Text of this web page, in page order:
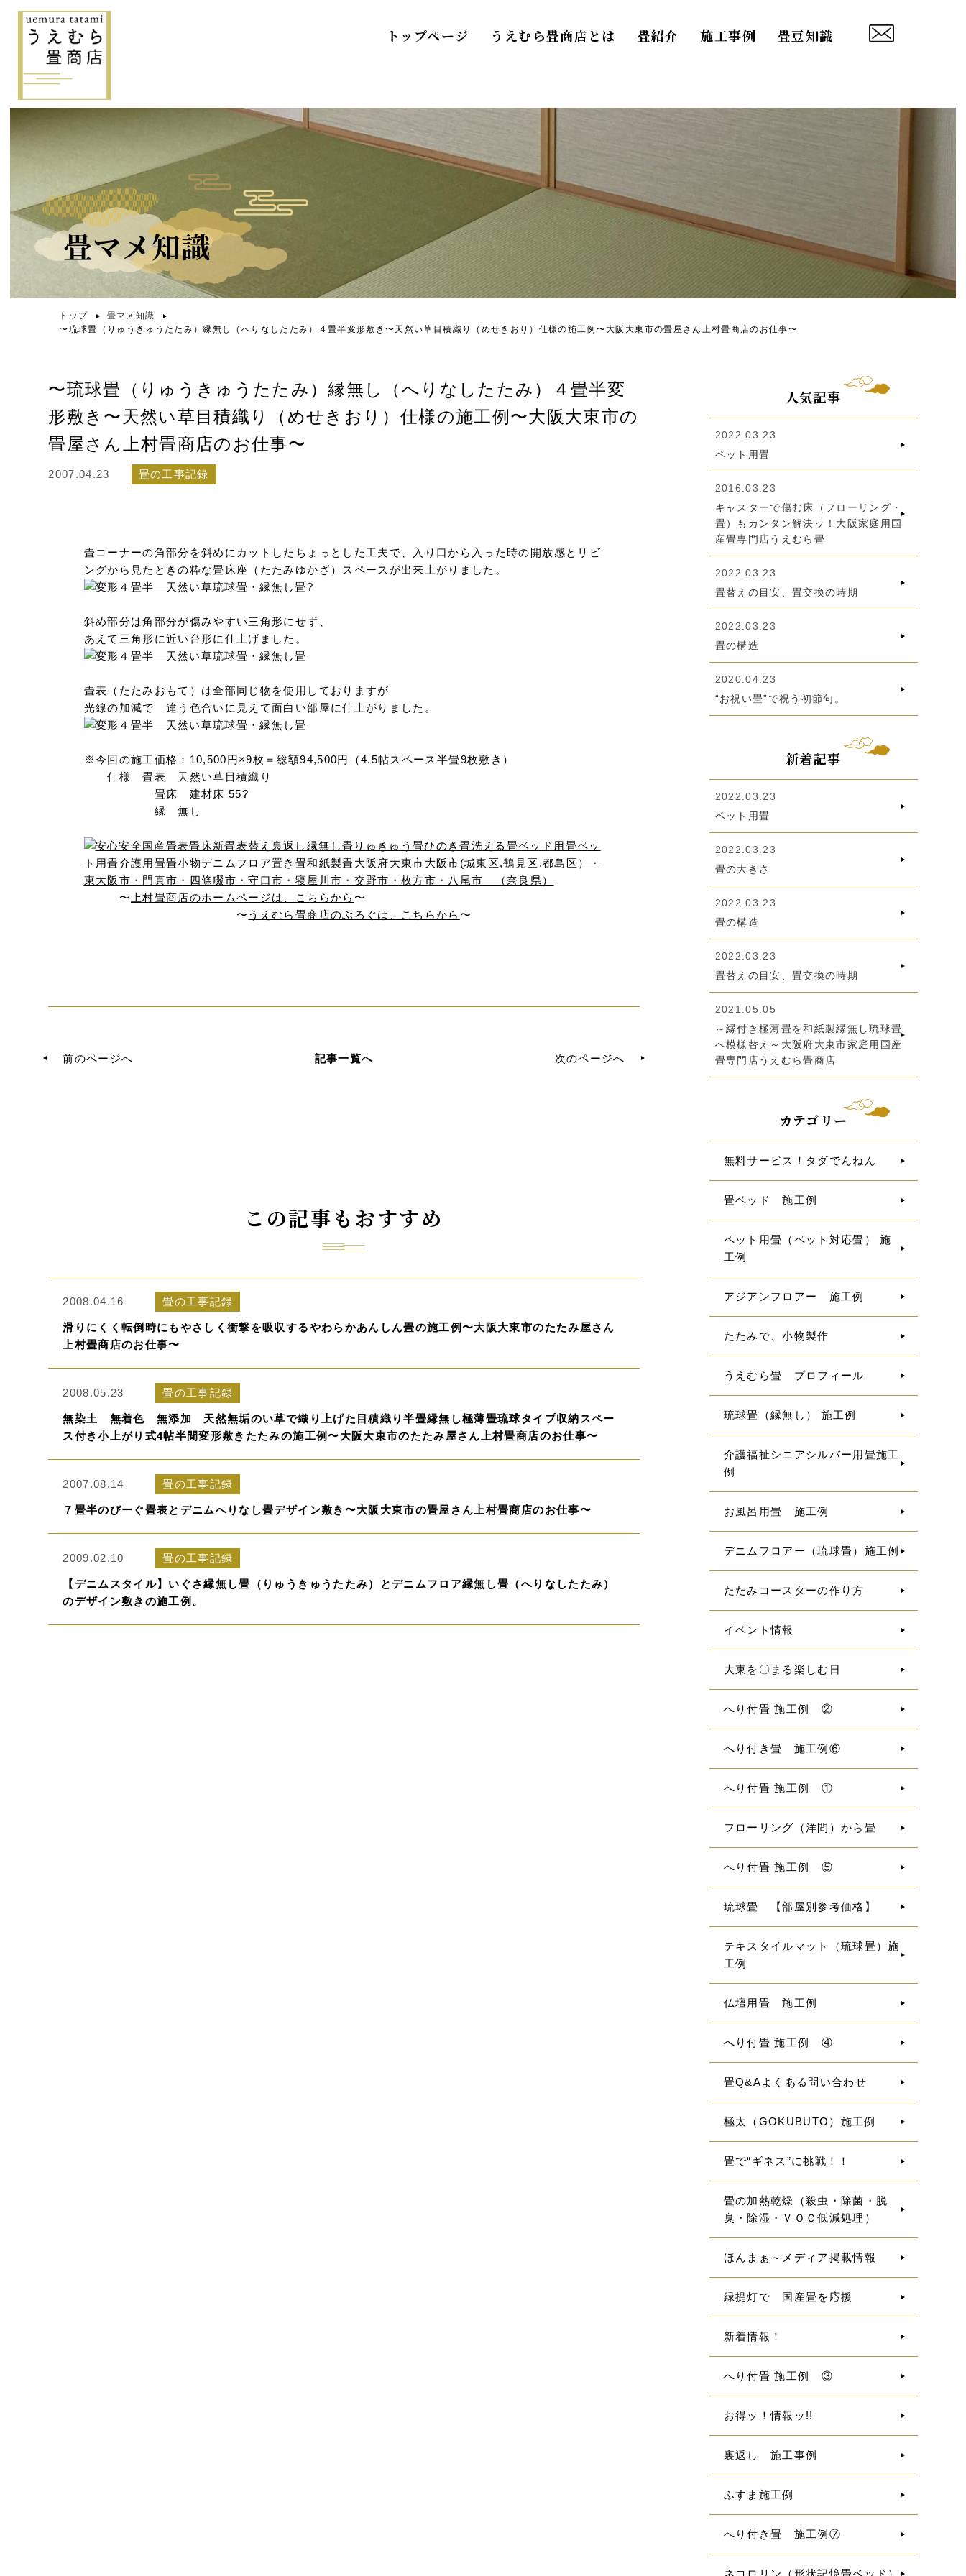
トップページ うえむら畳商店とは 畳紹介 施工事例 畳豆知識
畳マメ知識
トップ
畳マメ知識
〜琉球畳（りゅうきゅうたたみ）縁無し（へりなしたたみ）４畳半変形敷き〜天然い草目積織り（めせきおり）仕様の施工例〜大阪大東市の畳屋さん上村畳商店のお仕事〜
〜琉球畳（りゅうきゅうたたみ）縁無し（へりなしたたみ）４畳半変
形敷き〜天然い草目積織り（めせきおり）仕様の施工例〜大阪大東市の
畳屋さん上村畳商店のお仕事〜
2007.04.23 畳の工事記録
畳コーナーの角部分を斜めにカットしたちょっとした工夫で、入り口から入った時の開放感とリビ
ングから見たときの粋な畳床座（たたみゆかざ）スペースが出来上がりました。
斜め部分は角部分が傷みやすい三角形にせず、
あえて三角形に近い台形に仕上げました。
畳表（たたみおもて）は全部同じ物を使用しておりますが
光線の加減で 違う色合いに見えて面白い部屋に仕上がりました。
※今回の施工価格：10,500円×9枚＝総額94,500円（4.5帖スペース半畳9枚敷き）
仕様 畳表 天然い草目積織り
畳床 建材床 55?
縁 無し
〜 上村畳商店のホームページは、こちらから 〜
〜 うえむら畳商店のぶろぐは、こちらから 〜
前のページへ 記事一覧へ 次のページへ
この記事もおすすめ
2008.04.16 畳の工事記録
滑りにくく転倒時にもやさしく衝撃を吸収するやわらかあんしん畳の施工例〜大阪大東市のたたみ屋さん
上村畳商店のお仕事〜
2008.05.23 畳の工事記録
無染土 無着色 無添加 天然無垢のい草で織り上げた目積織り半畳縁無し極薄畳琉球タイプ収納スペー
ス付き小上がり式4帖半間変形敷きたたみの施工例〜大阪大東市のたたみ屋さん上村畳商店のお仕事〜
2007.08.14 畳の工事記録
７畳半のびーぐ畳表とデニムへりなし畳デザイン敷き〜大阪大東市の畳屋さん上村畳商店のお仕事〜
2009.02.10 畳の工事記録
【デニムスタイル】いぐさ縁無し畳（りゅうきゅうたたみ）とデニムフロア縁無し畳（へりなしたたみ）
のデザイン敷きの施工例。
人気記事
2022.03.23
ペット用畳
2016.03.23
キャスターで傷む床（フローリング・
畳）もカンタン解決ッ！大阪家庭用国
産畳専門店うえむら畳
2022.03.23
畳替えの目安、畳交換の時期
2022.03.23
畳の構造
2020.04.23
“お祝い畳”で祝う初節句。
新着記事
2022.03.23
ペット用畳
2022.03.23
畳の大きさ
2022.03.23
畳の構造
2022.03.23
畳替えの目安、畳交換の時期
2021.05.05
～縁付き極薄畳を和紙製縁無し琉球畳
へ模様替え～大阪府大東市家庭用国産
畳専門店うえむら畳商店
カテゴリー
無料サービス！タダでんねん
畳ベッド 施工例
ペット用畳（ペット対応畳） 施
工例
アジアンフロアー 施工例
たたみで、小物製作
うえむら畳 プロフィール
琉球畳（縁無し） 施工例
介護福祉シニアシルバー用畳施工
例
お風呂用畳 施工例
デニムフロアー（琉球畳）施工例
たたみコースターの作り方
イベント情報
大東を〇まる楽しむ日
へり付畳 施工例 ②
へり付き畳 施工例⑥
へり付畳 施工例 ①
フローリング（洋間）から畳
へり付畳 施工例 ⑤
琉球畳 【部屋別参考価格】
テキスタイルマット（琉球畳）施
工例
仏壇用畳 施工例
へり付畳 施工例 ④
畳Q&Aよくある問い合わせ
極太（GOKUBUTO）施工例
畳で“ギネス”に挑戦！！
畳の加熱乾燥（殺虫・除菌・脱
臭・除湿・ＶＯＣ低減処理）
ほんまぁ～メディア掲載情報
緑提灯で 国産畳を応援
新着情報！
へり付畳 施工例 ③
お得ッ！情報ッ!!
裏返し 施工事例
ふすま施工例
へり付き畳 施工例⑦
ネコロリン（形状記憶畳ベッド）